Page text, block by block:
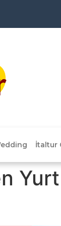
İtaltur
Yurt